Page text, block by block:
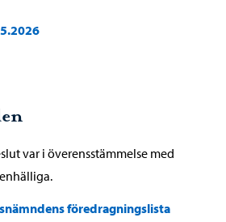
var i överensstämmelse med
föredragningslista